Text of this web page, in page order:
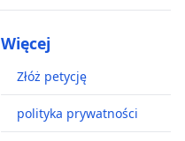
Więcej
Złóż petycję
polityka prywatności